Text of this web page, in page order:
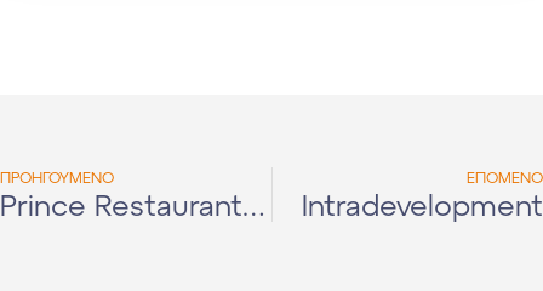
ΠΡΟΗΓΟΥΜΕΝΟ
Prince Restaurant Lounge Bar
ΕΠΟΜΕΝΟ
Intradevelopment